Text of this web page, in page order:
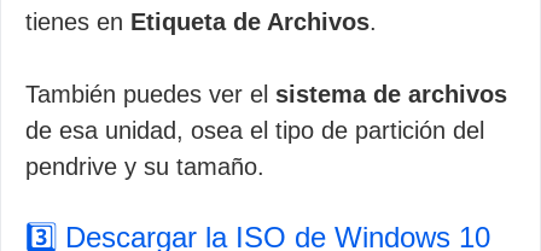
tienes en Etiqueta de Archivos.
También puedes ver el sistema de archivos
de esa unidad, osea el tipo de partición del
pendrive y su tamaño.
3️⃣ Descargar la ISO de Windows 10